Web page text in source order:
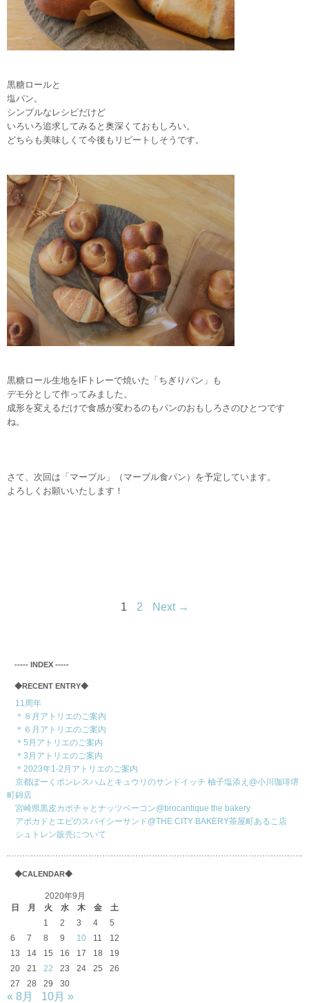
黒糖ロールと
塩パン。
シンプルなレシピだけど
いろいろ追求してみると奥深くておもしろい。
どちらも美味しくて今後もリピートしそうです。
黒糖ロール生地をIFトレーで焼いた「ちぎりパン」も
デモ分として作ってみました。
成形を変えるだけで食感が変わるのもパンのおもしろさのひとつです
ね。
さて、次回は「マーブル」（マーブル食パン）を予定しています。
よろしくお願いいたします！
1 2 Next →
‐‐‐‐‐ INDEX ‐‐‐‐‐
◆RECENT ENTRY◆
11周年
＊８月アトリエのご案内
＊６月アトリエのご案内
＊5月アトリエのご案内
＊3月アトリエのご案内
＊2023年1-2月アトリエのご案内
京都ぽーくボンレスハムとキュウリのサンドイッチ 柚子塩添え@小川珈琲堺
町錦店
宮崎県黒皮カボチャとナッツベーコン@brocantique the bakery
アボカドとエビのスパイシーサンド@THE CITY BAKERY茶屋町あるこ店
シュトレン販売について
◆CALENDAR◆
2020年9月
日
月 火 水 木 金
土
1
2 3 4
5
6
7 8 9 10 11
12
13
14 15 16 17 18
19
20
21 22 23 24 25
26
27
28 29 30
« 8月 10月 »